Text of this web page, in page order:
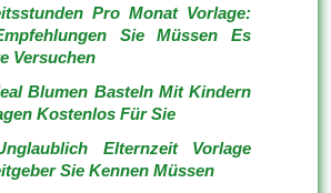
Pro Monat Vorlage:
Sie Müssen Es
Versuchen
Blumen Basteln Mit Kindern
Kostenlos Für Sie
Elternzeit Vorlage
Sie Kennen Müssen